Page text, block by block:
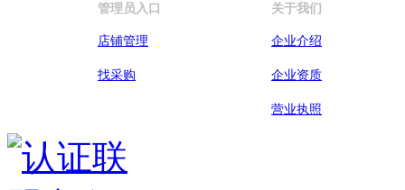
管理员入口
店铺管理
找采购
关于我们
企业介绍
企业资质
营业执照